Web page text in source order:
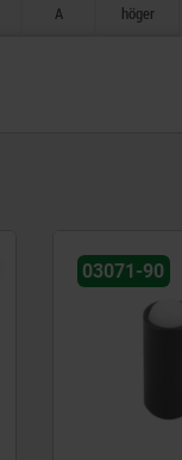
A höger
03071-90